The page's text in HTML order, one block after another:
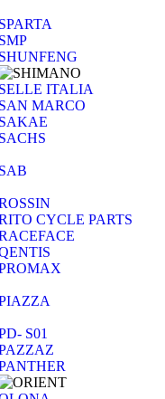
ITALIA
MARCO
CYCLE PARTS
S01